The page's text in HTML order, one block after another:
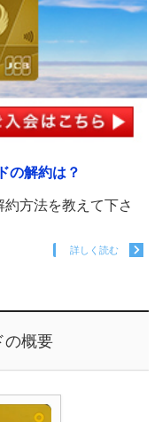
の解約は？
方法を教えて下さ
詳しく読む
の概要